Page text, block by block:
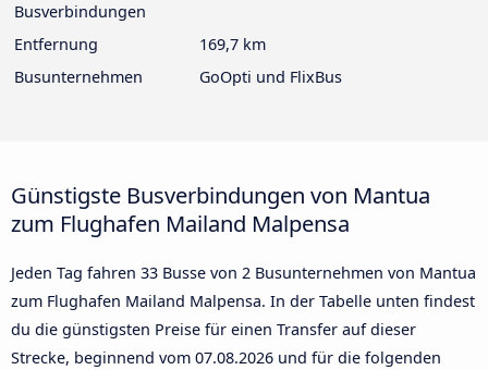
Busverbindungen
Entfernung
169,7 km
Busunternehmen
GoOpti und FlixBus
Günstigste Busverbindungen von Mantua
zum Flughafen Mailand Malpensa
Jeden Tag fahren 33 Busse von 2 Busunternehmen von Mantua
zum Flughafen Mailand Malpensa. In der Tabelle unten findest
du die günstigsten Preise für einen Transfer auf dieser
Strecke, beginnend vom 07.08.2026 und für die folgenden